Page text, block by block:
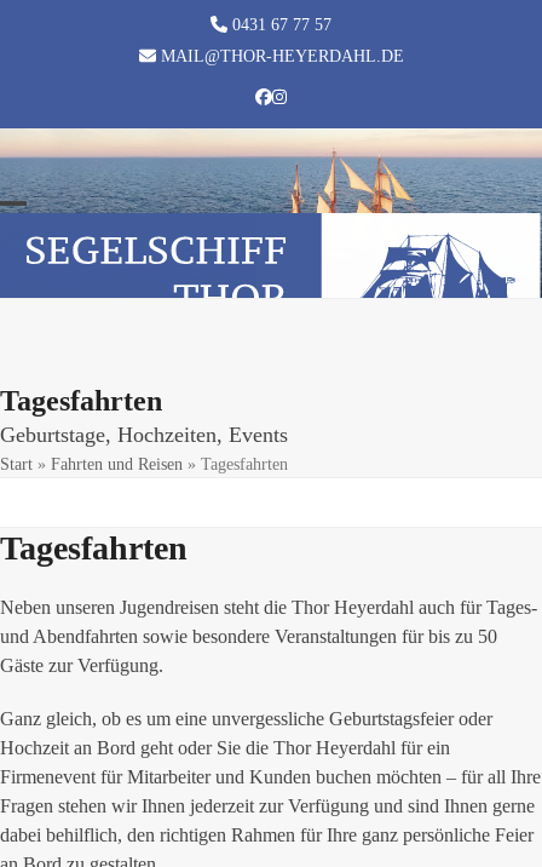
0431 67 77 57
MAIL@THOR-HEYERDAHL.DE
Facebook
Instagram
Open
mobile
Close
mobile
Tagesfahrten
Geburtstage, Hochzeiten, Events
Start » Fahrten und Reisen » Tagesfahrten
Tagesfahrten
Neben unseren Jugendreisen steht die Thor Heyerdahl auch für Tages-
und Abendfahrten sowie besondere Veranstaltungen für bis zu 50
Gäste zur Verfügung.
Ganz gleich, ob es um eine unvergessliche Geburtstagsfeier oder
Hochzeit an Bord geht oder Sie die Thor Heyerdahl für ein
Firmenevent für Mitarbeiter und Kunden buchen möchten – für all Ihre
Fragen stehen wir Ihnen jederzeit zur Verfügung und sind Ihnen gerne
dabei behilflich, den richtigen Rahmen für Ihre ganz persönliche Feier